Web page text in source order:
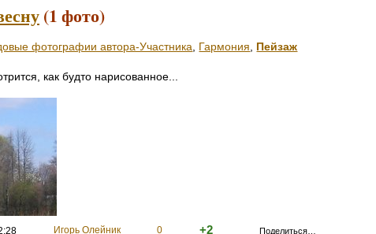
(1 фото)
фотографии автора-Участника, Гармония, Пейзаж
как будто нарисованное...
Игорь Олейник 0 +2 Поделиться…